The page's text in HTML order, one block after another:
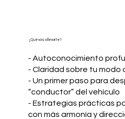
¿Qué vas a llevarte?
- Autoconocimiento
- Claridad sobre tu modo
- Un primer paso para
“conductor” del vehículo
- Estrategias prácticas
con más armonía y